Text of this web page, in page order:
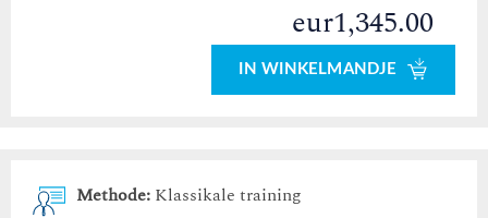
eur1,345.00
IN WINKELMANDJE
Methode: Klassikale training